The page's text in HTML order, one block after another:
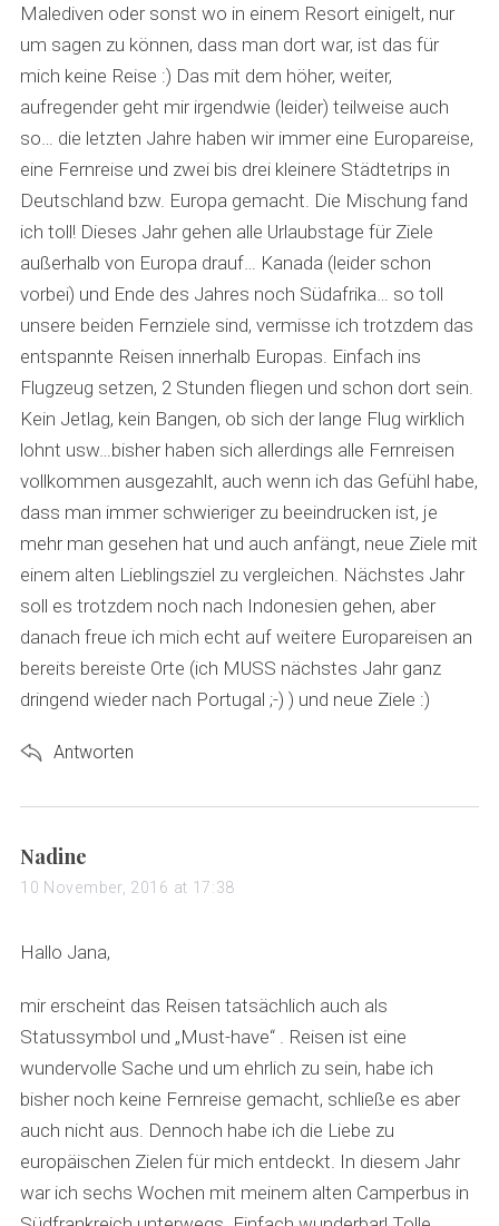
Malediven oder sonst wo in einem Resort einigelt, nur
um sagen zu können, dass man dort war, ist das für
mich keine Reise :) Das mit dem höher, weiter,
aufregender geht mir irgendwie (leider) teilweise auch
so… die letzten Jahre haben wir immer eine Europareise,
eine Fernreise und zwei bis drei kleinere Städtetrips in
Deutschland bzw. Europa gemacht. Die Mischung fand
ich toll! Dieses Jahr gehen alle Urlaubstage für Ziele
außerhalb von Europa drauf… Kanada (leider schon
vorbei) und Ende des Jahres noch Südafrika… so toll
unsere beiden Fernziele sind, vermisse ich trotzdem das
entspannte Reisen innerhalb Europas. Einfach ins
Flugzeug setzen, 2 Stunden fliegen und schon dort sein.
Kein Jetlag, kein Bangen, ob sich der lange Flug wirklich
lohnt usw…bisher haben sich allerdings alle Fernreisen
vollkommen ausgezahlt, auch wenn ich das Gefühl habe,
dass man immer schwieriger zu beeindrucken ist, je
mehr man gesehen hat und auch anfängt, neue Ziele mit
einem alten Lieblingsziel zu vergleichen. Nächstes Jahr
soll es trotzdem noch nach Indonesien gehen, aber
danach freue ich mich echt auf weitere Europareisen an
bereits bereiste Orte (ich MUSS nächstes Jahr ganz
dringend wieder nach Portugal ;-) ) und neue Ziele :)
Antworten
s
a
s
Nadine
10 November, 2016 at 17:38
Hallo Jana,
mir erscheint das Reisen tatsächlich auch als
Statussymbol und „Must-have“ . Reisen ist eine
wundervolle Sache und um ehrlich zu sein, habe ich
bisher noch keine Fernreise gemacht, schließe es aber
auch nicht aus. Dennoch habe ich die Liebe zu
europäischen Zielen für mich entdeckt. In diesem Jahr
war ich sechs Wochen mit meinem alten Camperbus in
a
h
f
o